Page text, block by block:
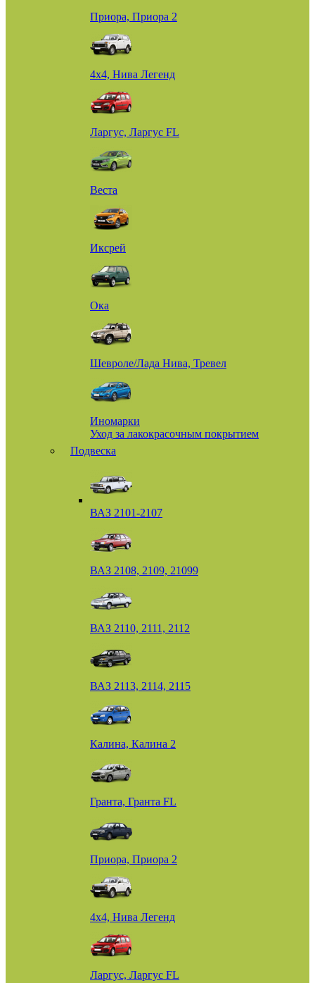
Приора, Приора 2
4х4, Нива Легенд
Ларгус, Ларгус FL
Веста
Иксрей
Ока
Шевроле/Лада Нива, Тревел
Иномарки
Уход за лакокрасочным покрытием
Подвеска
ВАЗ 2101-2107
ВАЗ 2108, 2109, 21099
ВАЗ 2110, 2111, 2112
ВАЗ 2113, 2114, 2115
Калина, Калина 2
Гранта, Гранта FL
Приора, Приора 2
4х4, Нива Легенд
Ларгус, Ларгус FL